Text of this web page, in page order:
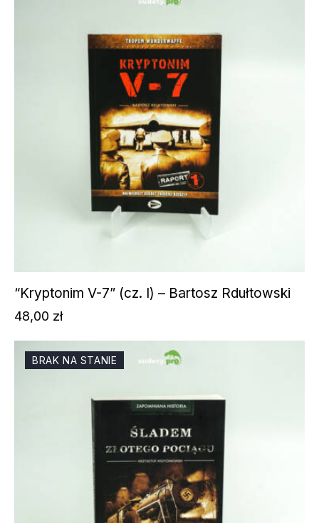
“Kryptonim V-7” (cz. I) – Bartosz Rdułtowski
48,00 zł
BRAK NA STANIE